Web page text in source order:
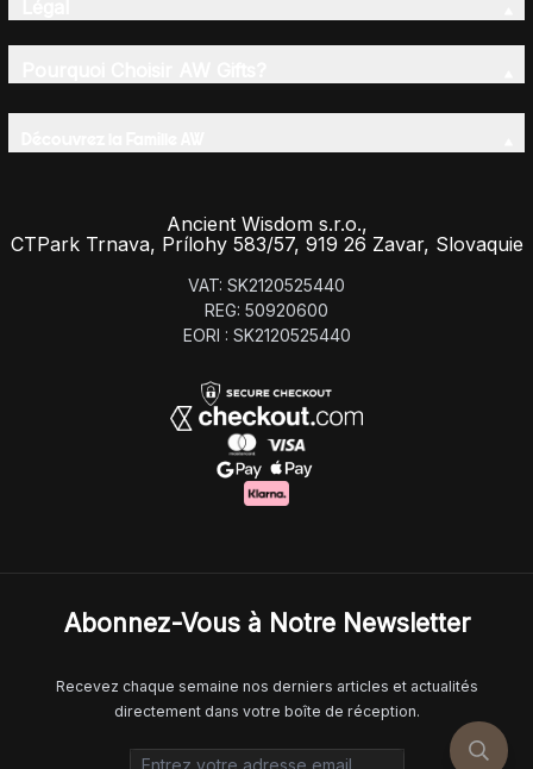
Ancient Wisdom s.r.o.,
CTPark Trnava, Prílohy 583/57, 919 26 Zavar, Slovaquie
VAT: SK2120525440
REG: 50920600
EORI : SK2120525440
Abonnez-Vous à Notre Newsletter
Recevez chaque semaine nos derniers articles et actualités
directement dans votre boîte de réception.
Email address